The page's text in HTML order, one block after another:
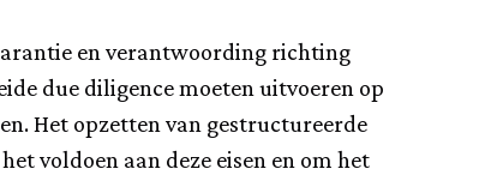
en verantwoording richting
due diligence moeten uitvoeren op
Het opzetten van gestructureerde
voldoen aan deze eisen en om het